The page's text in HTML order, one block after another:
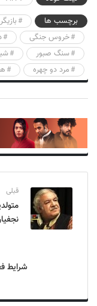
برچسب ها
بازیگر
خروس جنگی
سنگ صبور
مرد دو چهره
قبلی
شرایط